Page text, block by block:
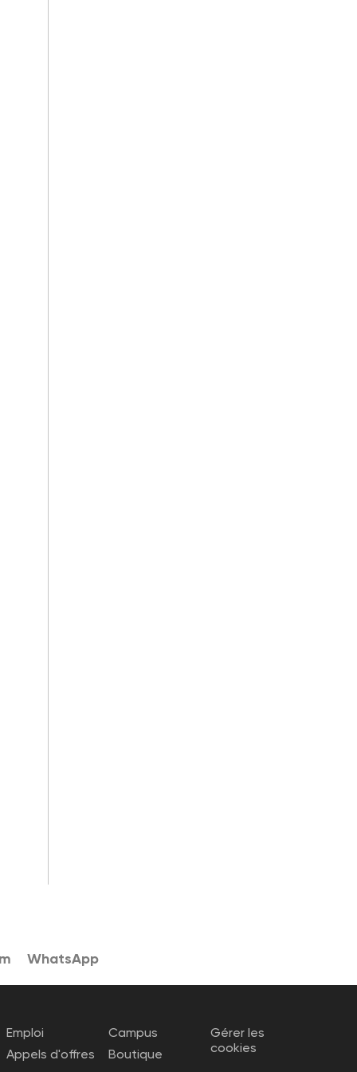
WhatsApp
Emploi
Appels d'offres
Campus
Boutique
Gérer les
cookies